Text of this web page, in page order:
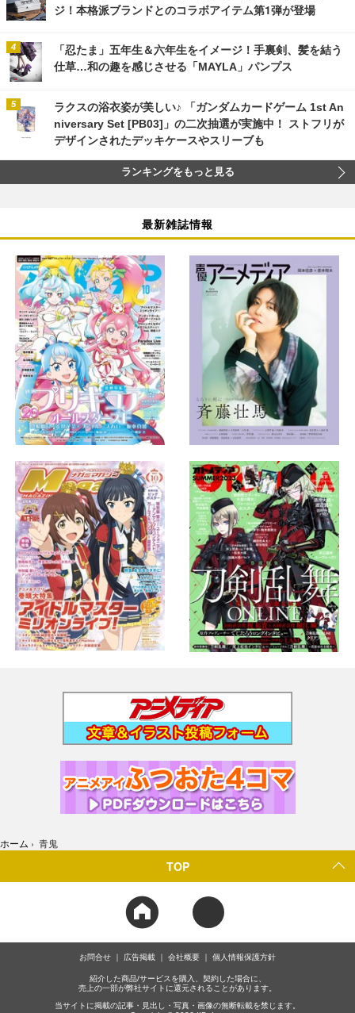
ジ！本格派ブランドとのコラボアイテム第1弾が登場
「忍たま」五年生＆六年生をイメージ！手裏剣、髪を結う
仕草…和の趣を感じさせる「MAYLA」パンプス
ラクスの浴衣姿が美しい♪ 「ガンダムカードゲーム 1st An
niversary Set [PB03]」の二次抽選が実施中！ ストフリが
デザインされたデッキケースやスリーブも
ランキングをもっと見る
最新雑誌情報
ホーム › 青鬼
TOP
お問合せ 広告掲載 会社概要 個人情報保護方針
紹介した商品/サービスを購入、契約した場合に、
売上の一部が弊社サイトに還元されることがあります。
当サイトに掲載の記事・見出し・写真・画像の無断転載を禁じます。